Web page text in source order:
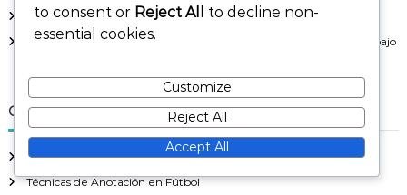
El Gol Curvado de Van Basten: Técnica, Belleza, Legado
Objetivo de Jugada Estática en Fútbol: Estrategia, Ejecución, Trabajo
Categorías
Goles Famosos en la Historia del Fútbol
Técnicas de Anotación en Fútbol
to consent or Reject All
to decline non-
essential cookies.
Customize
Reject All
Accept All